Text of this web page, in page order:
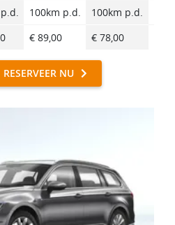
100km p.d. 100km p.d.
€ 89,00 € 78,00
RESERVEER NU